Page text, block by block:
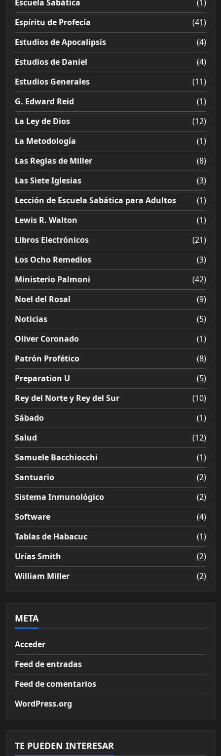
Escuela Sabática
(1)
Espíritu de Profecía
(41)
Estudios de Apocalipsis
(4)
Estudios de Daniel
(4)
Estudios Generales
(11)
G. Edward Reid
(1)
La Ley de Dios
(12)
La Metodología
(1)
Las Reglas de Miller
(8)
Las Siete Iglesias
(3)
Lección de Escuela Sabática para Adultos
(1)
Lewis R. Walton
(1)
Libros Electrónicos
(21)
Los Ocho Remedios
(3)
Ministerio Palmoni
(42)
Noel del Rosal
(9)
Noticias
(5)
Oliver Coronado
(1)
Patrón Profético
(8)
Preparation U
(5)
Rey del Norte y Rey del Sur
(10)
Sábado
(1)
Salud
(12)
Samuele Bacchiocchi
(1)
Santuario
(2)
Sistema Inmunológico
(2)
Software
(4)
Tablas de Habacuc
(1)
Urías Smith
(2)
William Miller
(2)
META
Acceder
Feed de entradas
Feed de comentarios
WordPress.org
TE PUEDEN INTERESAR